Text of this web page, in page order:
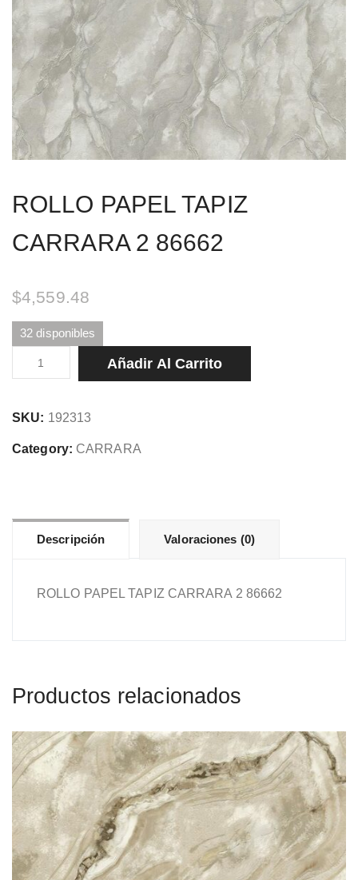
ROLLO PAPEL TAPIZ
CARRARA 2 86662
$4,559.48
32 disponibles
ROLLO
PAPEL
CARRARA
2
Añadir Al Carrito
SKU: 192313
Category: CARRARA
Descripción Valoraciones (0)
ROLLO PAPEL TAPIZ CARRARA 2 86662
Productos relacionados